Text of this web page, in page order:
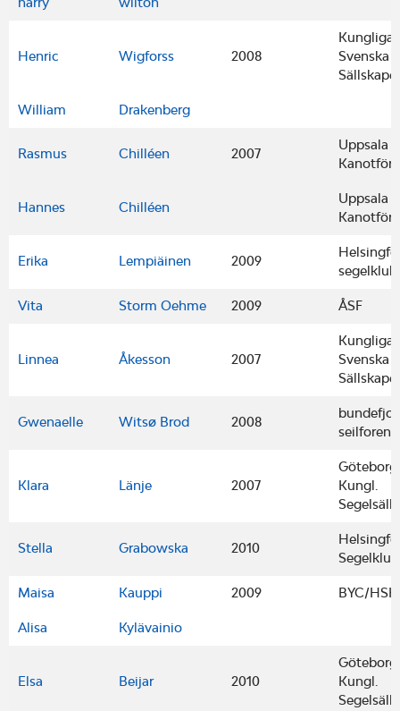
Henric Wigforss 2008
Kungliga
Svenska
William Drakenberg
Rasmus Chilléen 2007
Uppsala
Hannes Chilléen
Uppsala
Erika Lempiäinen 2009
Vita Storm Oehme 2009 ÅSF
Linnea Åkesson 2007
Kungliga
Svenska
Gwenaelle Witsø Brod 2008
Klara Länje 2007
Kungl.
Stella Grabowska 2010
Maisa Kauppi 2009 BYC/HSK
Alisa Kylävainio
Elsa Beijar 2010
Kungl.